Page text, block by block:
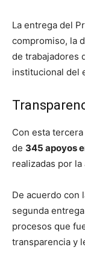
La entrega del
compromiso, la
de trabajadores
institucional del
Con esta
de 345 apoyos
realizadas por
De acuerdo con
segunda
procesos que
transparencia y